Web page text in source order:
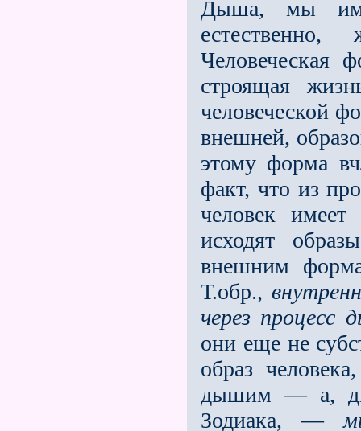
Дыша, мы
Человеческая
строящая
человеческой
внешней,
этому форма
факт, что из
человек
исходят
внешним
Т.обр.,
через процесс
они еще не
образ
дышим — а,
Зодиака, —